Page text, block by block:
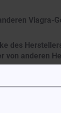
Viagra-
des
von anderen
und
wurden.
von